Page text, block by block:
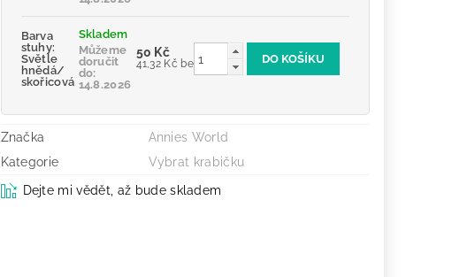
Barva
stuhy:
Světle
hnědá/
skořicová
Skladem
Můžeme
doručit
do:
14.8.2026
50 Kč
41,32 Kč bez DPH
Značka
Annies World
Kategorie
Vybrat krabičku
Dejte mi vědět, až bude skladem